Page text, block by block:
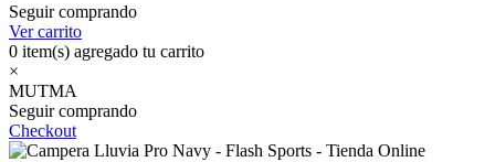
Seguir comprando
Ver carrito
0 item(s) agregado tu carrito
×
MUTMA
Seguir comprando
Checkout